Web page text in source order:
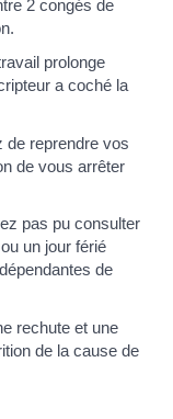
2 congés de
prolonge
a coché la
de reprendre vos
de vous arrêter
pas pu consulter
un jour férié
de
rechute et une
de la cause de